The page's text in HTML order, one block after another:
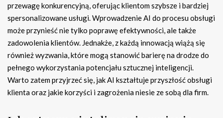
przewagę konkurencyjną, oferując klientom szybsze i bardziej
spersonalizowane usługi. Wprowadzenie AI do procesu obsługi
może przynieść nie tylko poprawę efektywności, ale także
zadowolenia klientów. Jednakże, z każdą innowacją wiążą się
również wyzwania, które mogą stanowić barierę na drodze do
pełnego wykorzystania potencjału sztucznej inteligencji.
Warto zatem przyjrzeć się, jak AI kształtuje przyszłość obsługi
klienta oraz jakie korzyści i zagrożenia niesie ze sobą dla firm.